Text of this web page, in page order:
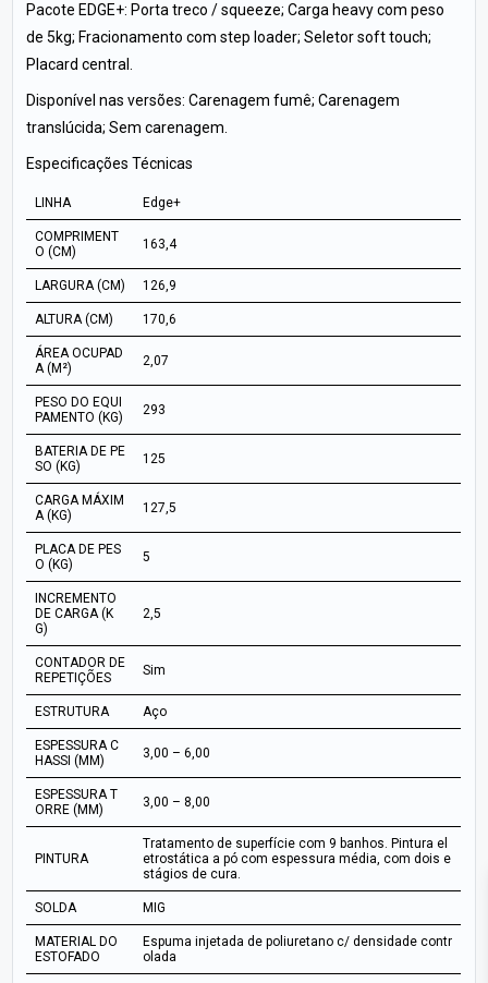
Pacote EDGE+: Porta treco / squeeze; Carga heavy com peso
de 5kg; Fracionamento com step loader; Seletor soft touch;
Placard central.
Disponível nas versões: Carenagem fumê; Carenagem
translúcida; Sem carenagem.
Especificações Técnicas
LINHA Edge+
COMPRIMENT
O (CM)
163,4
LARGURA (CM) 126,9
ALTURA (CM) 170,6
ÁREA OCUPAD
A (M²)
2,07
PESO DO EQUI
PAMENTO (KG)
293
BATERIA DE PE
SO (KG)
125
CARGA MÁXIM
A (KG)
127,5
PLACA DE PES
O (KG)
5
INCREMENTO
DE CARGA (K
G)
2,5
CONTADOR DE
REPETIÇÕES
Sim
ESTRUTURA Aço
ESPESSURA C
HASSI (MM)
3,00 – 6,00
ESPESSURA T
ORRE (MM)
3,00 – 8,00
PINTURA
Tratamento de superfície com 9 banhos. Pintura el
etrostática a pó com espessura média, com dois e
stágios de cura.
SOLDA MIG
MATERIAL DO
ESTOFADO
Espuma injetada de poliuretano c/ densidade contr
olada